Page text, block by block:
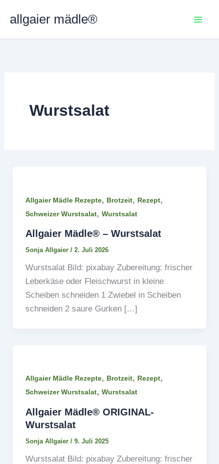
Inhaltallgaier mädle®
Wurstsalat
Allgaier Mädle Rezepte, Brotzeit, Rezept,
Schweizer Wurstsalat, Wurstsalat
Allgaier Mädle® – Wurstsalat
Sonja Allgaier / 2. Juli 2026
Wurstsalat Bild: pixabay Zubereitung: frischer
Leberkäse oder Fleischwurst in kleine
Scheiben schneiden 1 Zwiebel in Scheiben
schneiden 2 saure Gurken […]
Allgaier Mädle Rezepte, Brotzeit, Rezept,
Schweizer Wurstsalat, Wurstsalat
Allgaier Mädle® ORIGINAL-
Wurstsalat
Sonja Allgaier / 9. Juli 2025
Wurstsalat Bild: pixabay Zubereitung: frischer